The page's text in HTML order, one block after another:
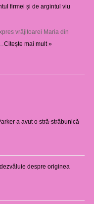
firmei și de argintul viu
vrăjitoarei Maria din
Citește mai mult »
a avut o stră-străbunică
despre originea